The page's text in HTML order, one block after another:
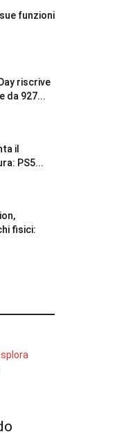
funzioni
riscrive
da 927...
il
PS5...
fisici: